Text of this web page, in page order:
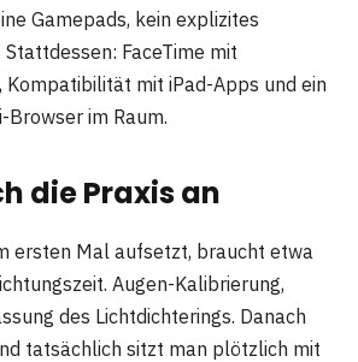
Gamepads, kein explizites
FaceTime mit
Kompatibilität mit iPad-Apps und ein
im Raum.
die Praxis an
ersten Mal aufsetzt, braucht etwa
Augen-Kalibrierung,
des Lichtdichterings. Danach
tatsächlich sitzt man plötzlich mit